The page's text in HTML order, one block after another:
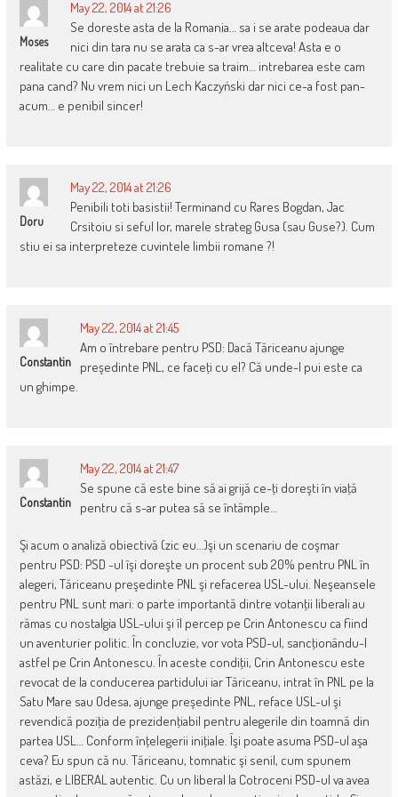
Moses
May 22, 2014 at 21:26
Se doreste asta de la Romania… sa i se arate podeaua dar
nici din tara nu se arata ca s-ar vrea altceva! Asta e o
realitate cu care din pacate trebuie sa traim… intrebarea este cam
pana cand? Nu vrem nici un Lech Kaczyński dar nici ce-a fost pan-
acum… e penibil sincer!
Doru
May 22, 2014 at 21:26
Penibili toti basistii! Terminand cu Rares Bogdan, Jac
Crsitoiu si seful lor, marele strateg Gusa (sau Guse?). Cum
stiu ei sa interpreteze cuvintele limbii romane ?!
Constantin
May 22, 2014 at 21:45
Am o întrebare pentru PSD: Dacă Tăriceanu ajunge
preşedinte PNL, ce faceţi cu el? Că unde-l pui este ca
un ghimpe.
Constantin
May 22, 2014 at 21:47
Se spune că este bine să ai grijă ce-ţi doreşti în viaţă
pentru că s-ar putea să se întâmple…
Şi acum o analiză obiectivă (zic eu…)şi un scenariu de coşmar
pentru PSD: PSD -ul îşi doreşte un procent sub 20% pentru PNL în
alegeri, Tăriceanu preşedinte PNL şi refacerea USL-ului. Neşeansele
pentru PNL sunt mari: o parte importantă dintre votanţii liberali au
rămas cu nostalgia USL-ului şi îl percep pe Crin Antonescu ca fiind
un aventurier politic. În concluzie, vor vota PSD-ul, sancţionându-l
astfel pe Crin Antonescu. În aceste condiţii, Crin Antonescu este
revocat de la conducerea partidului iar Tăriceanu, intrat în PNL pe la
Satu Mare sau Odesa, ajunge preşedinte PNL, reface USL-ul şi
revendică poziţia de prezidenţiabil pentru alegerile din toamnă din
partea USL… Conform înţelegerii iniţiale. Îşi poate asuma PSD-ul aşa
ceva? Eu spun că nu. Tăriceanu, tomnatic şi senil, cum spunem
astăzi, e LIBERAL autentic. Cu un liberal la Cotroceni PSD-ul va avea